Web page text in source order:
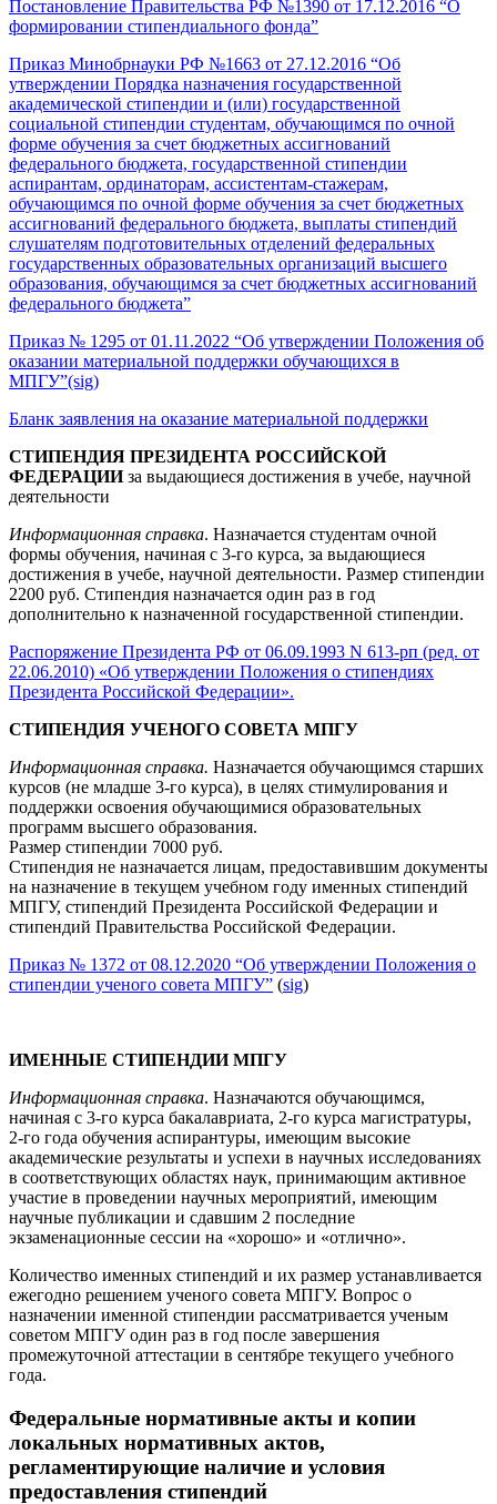
Постановление Правительства РФ №1390 от 17.12.2016 “О
формировании стипендиального фонда”
Приказ Минобрнауки РФ №1663 от 27.12.2016 “Об
утверждении Порядка назначения государственной
академической стипендии и (или) государственной
социальной стипендии студентам, обучающимся по очной
форме обучения за счет бюджетных ассигнований
федерального бюджета, государственной стипендии
аспирантам, ординаторам, ассистентам-стажерам,
обучающимся по очной форме обучения за счет бюджетных
ассигнований федерального бюджета, выплаты стипендий
слушателям подготовительных отделений федеральных
государственных образовательных организаций высшего
образования, обучающимся за счет бюджетных ассигнований
федерального бюджета”
Приказ № 1295 от 01.11.2022 “Об утверждении Положения об
оказании материальной поддержки обучающихся в
МПГУ”(sig)
Бланк заявления на оказание материальной поддержки
СТИПЕНДИЯ ПРЕЗИДЕНТА РОССИЙСКОЙ
ФЕДЕРАЦИИ за выдающиеся достижения в учебе, научной
деятельности
Информационная справка. Назначается студентам очной
формы обучения, начиная с 3-го курса, за выдающиеся
достижения в учебе, научной деятельности. Размер стипендии
2200 руб. Стипендия назначается один раз в год
дополнительно к назначенной государственной стипендии.
Распоряжение Президента РФ от 06.09.1993 N 613-рп (ред. от
22.06.2010) «Об утверждении Положения о стипендиях
Президента Российской Федерации».
СТИПЕНДИЯ УЧЕНОГО СОВЕТА МПГУ
Информационная справка. Назначается обучающимся старших
курсов (не младше 3-го курса), в целях стимулирования и
поддержки освоения обучающимися образовательных
программ высшего образования.
Размер стипендии 7000 руб.
Стипендия не назначается лицам, предоставившим документы
на назначение в текущем учебном году именных стипендий
МПГУ, стипендий Президента Российской Федерации и
стипендий Правительства Российской Федерации.
Приказ № 1372 от 08.12.2020 “Об утверждении Положения о
стипендии ученого совета МПГУ” (sig)
ИМЕННЫЕ СТИПЕНДИИ МПГУ
Информационная справка. Назначаются обучающимся,
начиная с 3-го курса бакалавриата, 2-го курса магистратуры,
2-го года обучения аспирантуры, имеющим высокие
академические результаты и успехи в научных исследованиях
в соответствующих областях наук, принимающим активное
участие в проведении научных мероприятий, имеющим
научные публикации и сдавшим 2 последние
экзаменационные сессии на «хорошо» и «отлично».
Количество именных стипендий и их размер устанавливается
ежегодно решением ученого совета МПГУ. Вопрос о
назначении именной стипендии рассматривается ученым
советом МПГУ один раз в год после завершения
промежуточной аттестации в сентябре текущего учебного
года.
Федеральные нормативные акты и копии
локальных нормативных актов,
регламентирующие наличие и условия
предоставления стипендий